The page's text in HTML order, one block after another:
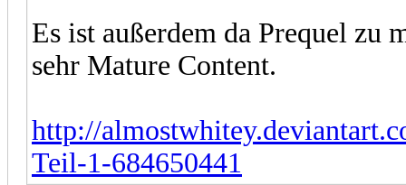
Es ist außerdem da Prequel zu
sehr Mature Content.
http://
Teil-1-684650441